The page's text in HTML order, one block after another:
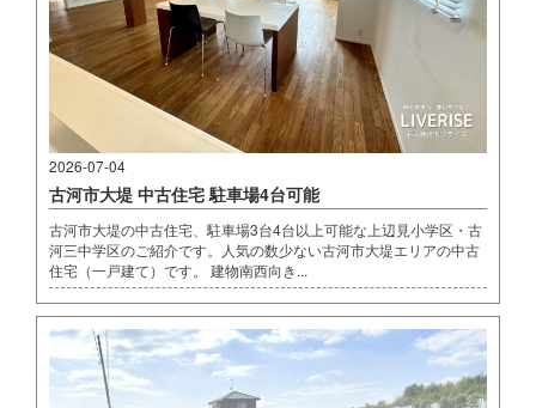
2026-07-04
古河市大堤 中古住宅 駐車場4台可能
古河市大堤の中古住宅、駐車場3台4台以上可能な上辺見小学区・古
河三中学区のご紹介です。人気の数少ない古河市大堤エリアの中古
住宅（一戸建て）です。 建物南西向き...